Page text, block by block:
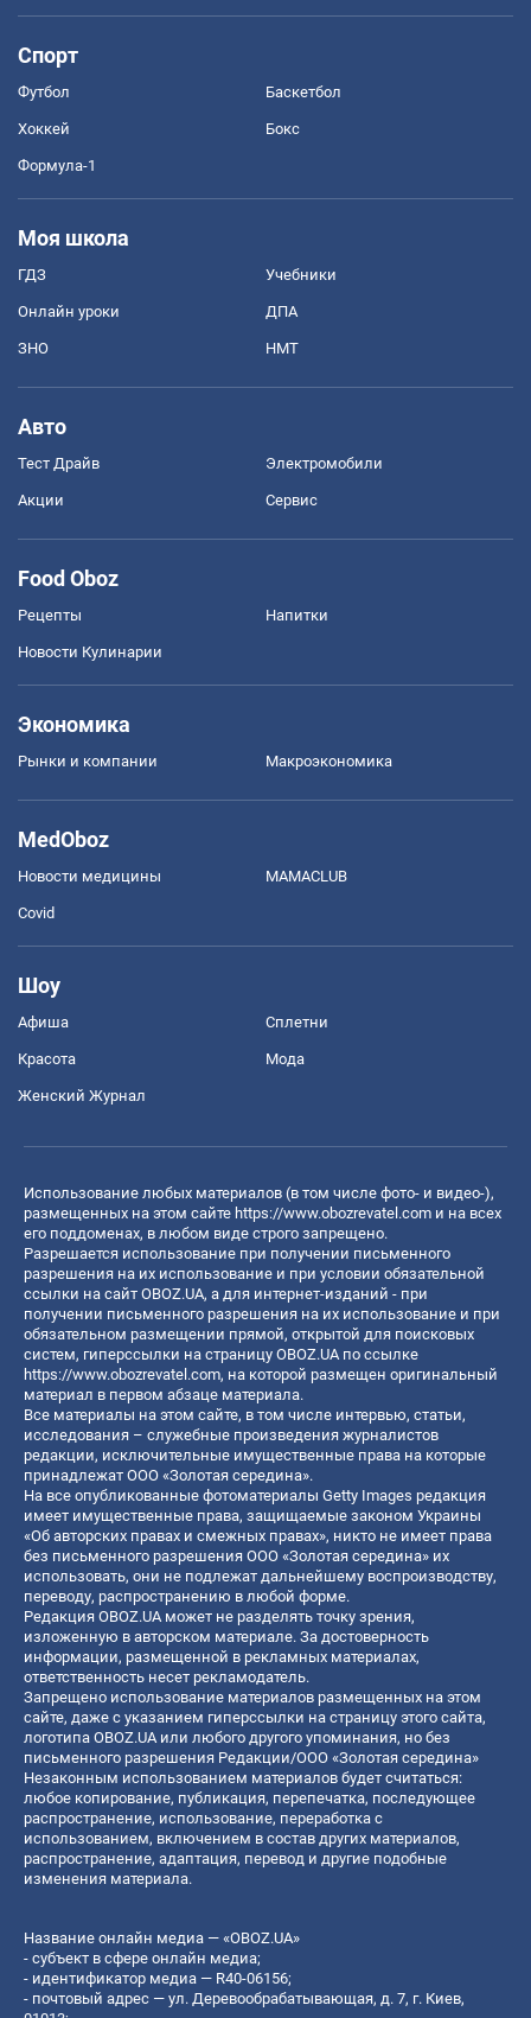
Спорт
Футбол Баскетбол
Хоккей Бокс
Формула-1
Моя школа
ГДЗ Учебники
Онлайн уроки ДПА
ЗНО НМТ
Авто
Тест Драйв Электромобили
Акции Сервис
Food Oboz
Рецепты Напитки
Новости Кулинарии
Экономика
Рынки и компании Mакроэкономика
MedOboz
Новости медицины MAMACLUB
Covid
Шоу
Афиша Сплетни
Красота Мода
Женский Журнал
Использование любых материалов (в том числе фото- и видео-),
размещенных на этом сайте https://www.obozrevatel.com и на всех
его поддоменах, в любом виде строго запрещено.
Разрешается использование при получении письменного
разрешения на их использование и при условии обязательной
ссылки на сайт OBOZ.UA, а для интернет-изданий - при
получении письменного разрешения на их использование и при
обязательном размещении прямой, открытой для поисковых
систем, гиперссылки на страницу OBOZ.UA по ссылке
https://www.obozrevatel.com, на которой размещен оригинальный
материал в первом абзаце материала.
Все материалы на этом сайте, в том числе интервью, статьи,
исследования – служебные произведения журналистов
редакции, исключительные имущественные права на которые
принадлежат ООО «Золотая середина».
На все опубликованные фотоматериалы Getty Images редакция
имеет имущественные права, защищаемые законом Украины
«Об авторских правах и смежных правах», никто не имеет права
без письменного разрешения ООО «Золотая середина» их
использовать, они не подлежат дальнейшему воспроизводству,
переводу, распространению в любой форме.
Редакция OBOZ.UA может не разделять точку зрения,
изложенную в авторском материале. За достоверность
информации, размещенной в рекламных материалах,
ответственность несет рекламодатель.
Запрещено использование материалов размещенных на этом
сайте, даже с указанием гиперссылки на страницу этого сайта,
логотипа OBOZ.UA или любого другого упоминания, но без
письменного разрешения Редакции/ООО «Золотая середина»
Незаконным использованием материалов будет считаться:
любое копирование, публикация, перепечатка, последующее
распространение, использование, переработка с
использованием, включением в состав других материалов,
распространение, адаптация, перевод и другие подобные
изменения материала.
Название онлайн медиа — «OBOZ.UA»
- субъект в сфере онлайн медиа;
- идентификатор медиа — R40-06156;
- почтовый адрес — ул. Деревообрабатывающая, д. 7, г. Киев,